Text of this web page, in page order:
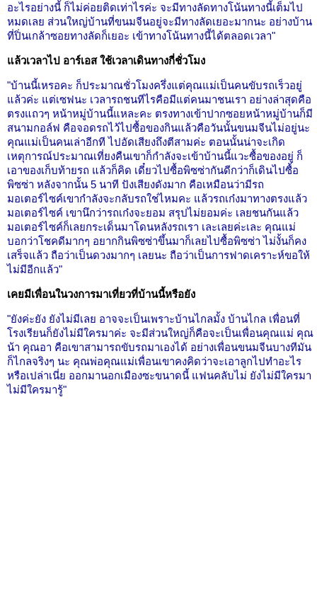
อะไรอย่างนี้ ก็ไม่ค่อยติดเท่าไรค่ะ จะมีทางลัดทางโน้นทางนี้เต็มไป
หมดเลย ส่วนใหญ่บ้านที่ขนมจีนอยู่จะมีทางลัดเยอะมากนะ อย่างบ้าน
ที่ปิ่นเกล้าซอยทางลัดก็เยอะ เข้าทางโน้นทางนี้ได้ตลอดเวลา"
แล้วเวลาไป อาร์เอส ใช้เวลาเดินทางกี่ชั่วโมง
"บ้านนี้เหรอคะ ก็ประมาณชั่วโมงครึ่งแต่คุณแม่เป็นคนขับรถเร็วอยู่
แล้วค่ะ แต่เซฟนะ เวลารถชนทีไรคือมีแต่คนมาชนเรา อย่างล่าสุดคือ
ตรงแถวๆ หน้าหมู่บ้านนี้แหละคะ ตรงทางเข้าปากซอยหน้าหมู่บ้านก็มี
สนามกอล์ฟ คือจอดรถไว้ไปซื้อของกินแล้วคือวันนั้นขนมจีนไม่อยู่นะ
คุณแม่เป็นคนเล่าอีกที ไปอัดเสียงถึงตีสามค่ะ ตอนนั้นน่าจะเกิด
เหตุการณ์ประมาณเที่ยงคืนเขาก็กำลังจะเข้าบ้านนี้แวะซื้อของอยู่ ก็
เอาของเก็บท้ายรถ แล้วก็คิด เดี๋ยวไปซื้อพิซซ่ากันดีกว่าก็เดินไปซื้อ
พิซซ่า หลังจากนั้น 5 นาที ปังเสียงดังมาก คือเหมือนว่ามีรถ
มอเตอร์ไซค์เขากำลังจะกลับรถใช่ไหมคะ แล้วรถเก๋งมาทางตรงแล้ว
มอเตอร์ไซค์ เขานึกว่ารถเก๋งจะยอม สรุปไม่ยอมค่ะ เลยชนกันแล้ว
มอเตอร์ไซค์ก็เลยกระเด็นมาโดนหลังรถเรา เละเลยค่ะเละ คุณแม่
บอกว่าโชคดีมากๆ อยากกินพิซซ่าขึ้นมาก็เลยไปซื้อพิซซ่า ไม่งั้นก็คง
เสร็จแล้ว ถือว่าเป็นดวงมากๆ เลยนะ ถือว่าเป็นการฟาดเคราะห์ขอให้
ไม่มีอีกแล้ว"
เคยมีเพื่อนในวงการมาเที่ยวที่บ้านนี้หรือยัง
"ยังค่ะยัง ยังไม่มีเลย อาจจะเป็นเพราะบ้านไกลมั้ง บ้านไกล เพื่อนที่
โรงเรียนก็ยังไม่มีใครมาค่ะ จะมีส่วนใหญ่ก็คือจะเป็นเพื่อนคุณแม่ คุณ
น้า คุณอา คือเขาสามารถขับรถมาเองได้ อย่างเพื่อนขนมจีนบางทีมัน
ก็ไกลจริงๆ นะ คุณพ่อคุณแม่เพื่อนเขาคงคิดว่าจะเอาลูกไปทำอะไร
หรือเปล่าเนี่ย ออกมานอกเมืองซะขนาดนี้ แฟนคลับไม่ ยังไม่มีใครมา
ไม่มีใครมารู้"